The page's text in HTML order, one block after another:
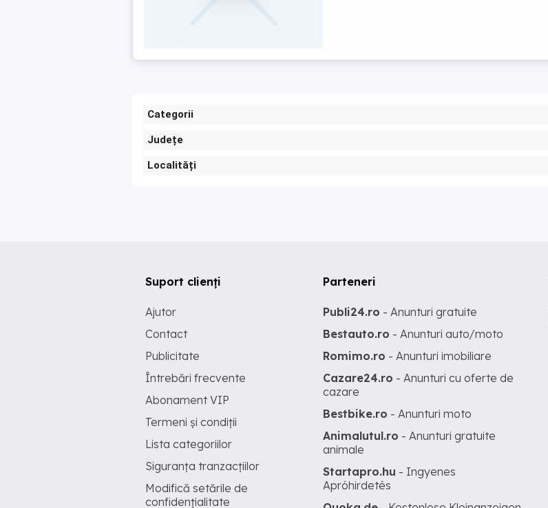
Categorii
Județe
Localități
Suport clienți
Ajutor
Contact
Publicitate
Întrebări frecvente
Abonament VIP
Termeni și condiții
Lista categoriilor
Siguranța tranzacțiilor
Modifică setările de
confidențialitate
Parteneri
Publi24.ro - Anunturi gratuite
Bestauto.ro - Anunturi auto/moto
Romimo.ro - Anunturi imobiliare
Cazare24.ro - Anunturi cu oferte de
cazare
Bestbike.ro - Anunturi moto
Animalutul.ro - Anunturi gratuite
animale
Startapro.hu - Ingyenes
Apróhirdetés